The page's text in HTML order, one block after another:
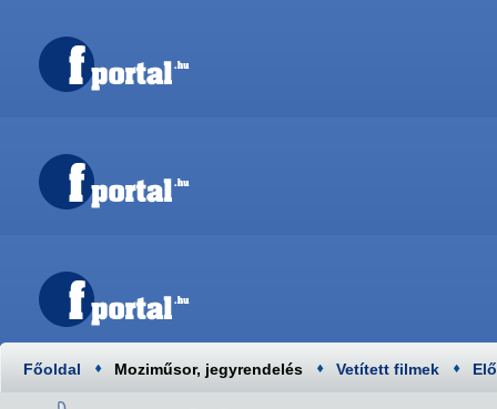
Főoldal Moziműsor, jegyrendelés Vetített filmek